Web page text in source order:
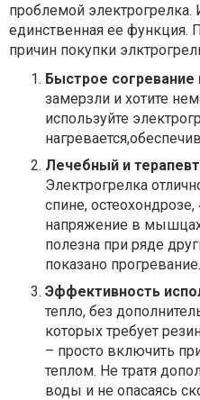
проблемой электрогрелка.
единственная ее функция.
причин покупки
Быстрое согревание
замерзли и хотите
используйте
Лечебный и
Электрогрелка
спине,
напряжение в
полезна при ряде
показано прогревание.
Эффективность
тепло, без
которых требует
– просто включить
теплом. Не тратя
воды и не опасаясь